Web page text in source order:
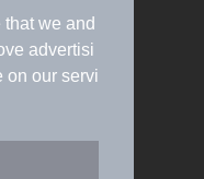
we and
advertisi
on our servi
告出稿のご案内
規約
ルプ
採用情報